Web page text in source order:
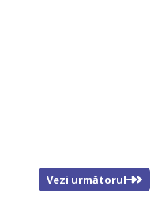
Vezi următorul